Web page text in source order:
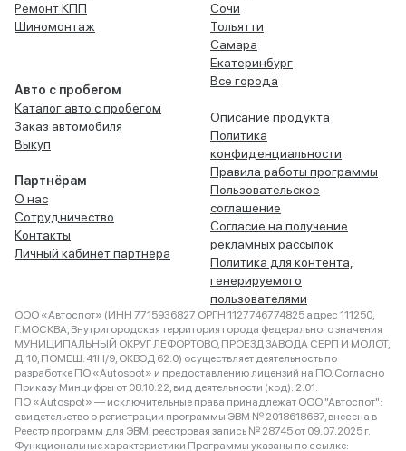
Ремонт КПП
Шиномонтаж
Авто с пробегом
Каталог авто с пробегом
Заказ автомобиля
Выкуп
Партнёрам
О нас
Сотрудничество
Контакты
Личный кабинет партнера
Сочи
Тольятти
Самара
Екатеринбург
Все города
Описание продукта
Политика
конфиденциальности
Правила работы программы
Пользовательское
соглашение
Согласие на получение
рекламных рассылок
Политика для контента,
генерируемого
пользователями
ООО «Автоспот» (ИНН 7715936827 ОРГН 1127746774825 адрес 111250,
Г.МОСКВА, Внутригородская территория города федерального значения
МУНИЦИПАЛЬНЫЙ ОКРУГ ЛЕФОРТОВО, ПРОЕЗД ЗАВОДА СЕРП И МОЛОТ,
Д. 10, ПОМЕЩ. 41Н/9, ОКВЭД 62.0) осуществляет деятельность по
разработке ПО «Autospot» и предоставлению лицензий на ПО. Согласно
Приказу Минцифры от 08.10.22, вид деятельности (код): 2.01.
ПО «Autospot» — исключительные права принадлежат ООО "Автоспот":
свидетельство о регистрации программы ЭВМ № 2018618687, внесена в
Реестр программ для ЭВМ, реестровая запись № 28745 от 09.07.2025 г.
Функциональные характеристики Программы указаны по ссылке: